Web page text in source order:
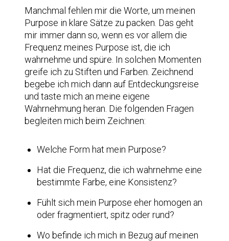
Manchmal fehlen mir die Worte, um meinen
Purpose in klare Sätze zu packen. Das geht
mir immer dann so, wenn es vor allem die
Frequenz meines Purpose ist, die ich
wahrnehme und spüre. In solchen Momenten
greife ich zu Stiften und Farben. Zeichnend
begebe ich mich dann auf Entdeckungsreise
und taste mich an meine eigene
Wahrnehmung heran. Die folgenden Fragen
begleiten mich beim Zeichnen:
Welche Form hat mein Purpose?
Hat die Frequenz, die ich wahrnehme eine
bestimmte Farbe, eine Konsistenz?
Fühlt sich mein Purpose eher homogen an
oder fragmentiert, spitz oder rund?
Wo befinde ich mich in Bezug auf meinen